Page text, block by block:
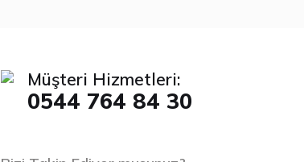
Müşteri Hizmetleri:
0544 764 84 30